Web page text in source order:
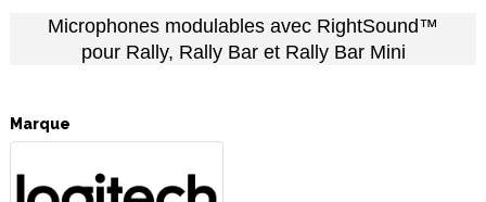
Microphones modulables avec RightSound™
pour Rally, Rally Bar et Rally Bar Mini
Marque